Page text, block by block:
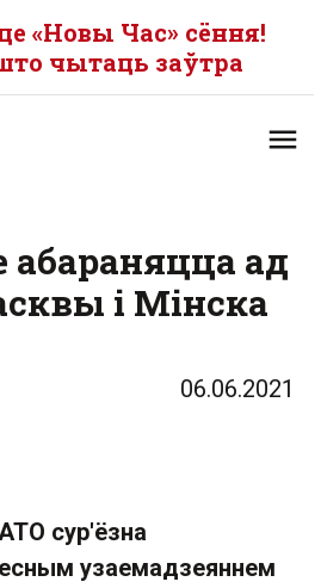
«Новы Час» сёння!
чытаць заўтра
абараняцца ад
і Мінска
06.06.2021
сур'ёзна
узаемадзеяннем